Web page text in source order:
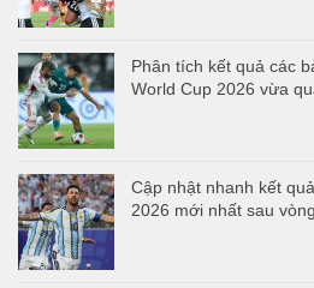
Phân tích kết quả các
World Cup 2026 vừa
Cập nhật nhanh kết
2026 mới nhất sau